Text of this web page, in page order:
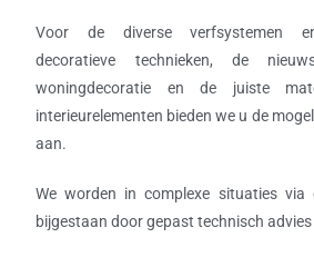
Voor de diverse verfsystemen en
decoratieve technieken, de
woningdecoratie en de juiste
interieurelementen bieden we u de
aan.
We worden in complexe situaties via
bijgestaan door gepast technisch